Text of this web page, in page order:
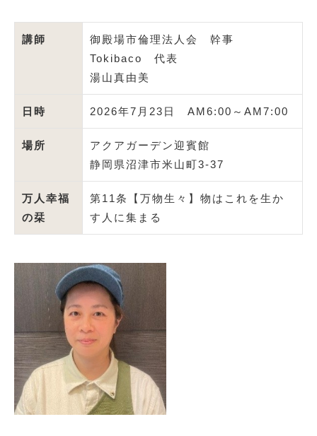
講師
御殿場市倫理法人会 幹事
Tokibaco 代表
湯山真由美
日時 2026年7月23日 AM6:00～AM7:00
場所
アクアガーデン迎賓館
静岡県沼津市米山町3-37
万人幸福
の栞
第11条【万物生々】物はこれを生か
す人に集まる